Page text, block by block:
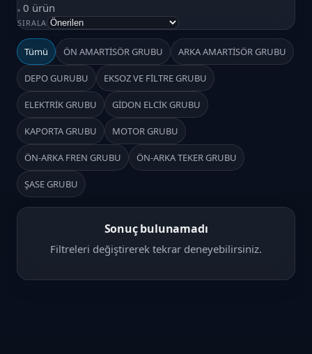
Ürün Ara
Ara
0 ürün
SIRALA
Tümü ÖN AMARTİSÖR GRUBU ARKA AMARTİSÖR GRUBU
DEPO GURUBU EKSOZ VE FİLTRE GRUBU
ELEKTRİK GRUBU GİDON ELCİK GRUBU
KAPORTA GRUBU MOTOR GRUBU
ÖN-ARKA FREN GRUBU ÖN-ARKA TEKER GRUBU
ŞASE GRUBU
Sonuç bulunamadı
Filtreleri değiştirerek tekrar deneyebilirsiniz.